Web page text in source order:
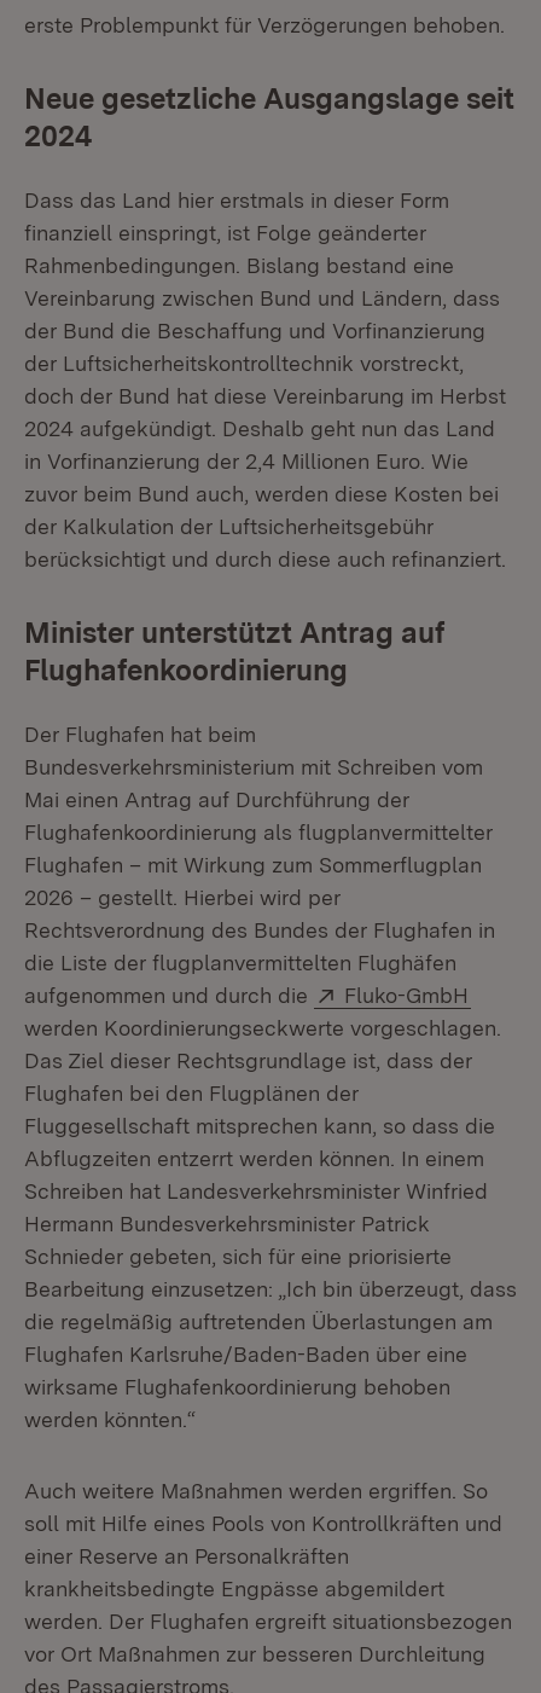
erste Problempunkt für Verzögerungen behoben.
Neue gesetzliche Ausgangslage seit
2024
Dass das Land hier erstmals in dieser Form
finanziell einspringt, ist Folge geänderter
Rahmenbedingungen. Bislang bestand eine
Vereinbarung zwischen Bund und Ländern, dass
der Bund die Beschaffung und Vorfinanzierung
der Luftsicherheitskontrolltechnik vorstreckt,
doch der Bund hat diese Vereinbarung im Herbst
2024 aufgekündigt. Deshalb geht nun das Land
in Vorfinanzierung der 2,4 Millionen Euro. Wie
zuvor beim Bund auch, werden diese Kosten bei
der Kalkulation der Luftsicherheitsgebühr
berücksichtigt und durch diese auch refinanziert.
Minister unterstützt Antrag auf
Flughafenkoordinierung
Der Flughafen hat beim
Bundesverkehrsministerium mit Schreiben vom
Mai einen Antrag auf Durchführung der
Flughafenkoordinierung als flugplanvermittelter
Flughafen – mit Wirkung zum Sommerflugplan
2026 – gestellt. Hierbei wird per
Rechtsverordnung des Bundes der Flughafen in
die Liste der flugplanvermittelten Flughäfen
aufgenommen und durch die
Extern:
Fluko-GmbH
werden Koordinierungseckwerte vorgeschlagen.
Das Ziel dieser Rechtsgrundlage ist, dass der
Flughafen bei den Flugplänen der
Fluggesellschaft mitsprechen kann, so dass die
Abflugzeiten entzerrt werden können. In einem
Schreiben hat Landesverkehrsminister Winfried
Hermann Bundesverkehrsminister Patrick
Schnieder gebeten, sich für eine priorisierte
Bearbeitung einzusetzen: „Ich bin überzeugt, dass
die regelmäßig auftretenden Überlastungen am
Flughafen Karlsruhe/Baden-Baden über eine
wirksame Flughafenkoordinierung behoben
werden könnten.“
Auch weitere Maßnahmen werden ergriffen. So
soll mit Hilfe eines Pools von Kontrollkräften und
einer Reserve an Personalkräften
krankheitsbedingte Engpässe abgemildert
werden. Der Flughafen ergreift situationsbezogen
vor Ort Maßnahmen zur besseren Durchleitung
des Passagierstroms.